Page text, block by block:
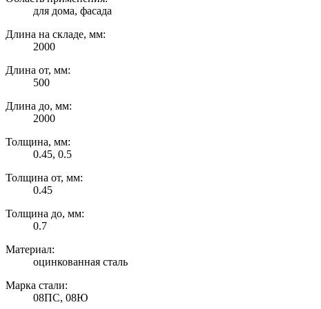
для дома, фасада
Длина на складе, мм:
2000
Длина от, мм:
500
Длина до, мм:
2000
Толщина, мм:
0.45, 0.5
Толщина от, мм:
0.45
Толщина до, мм:
0.7
Материал:
оцинкованная сталь
Марка стали:
08ПС, 08Ю